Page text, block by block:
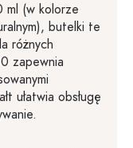
ml (w kolorze
butelki te
różnych
zapewnia
ułatwia obsługę